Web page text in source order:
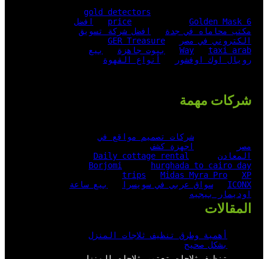
gold detectors
price
Golden Mask 6
افضل
مكتب محاماه في جدة
افضل شركة تسويق
الكتروني في مصر
GER Treasure
Way
taxi arab بيوت جاهزة
بيع
رويال اوك اوفشور
أنواع القهوة
شركات مهمة
شركات تصميم مواقع في
مصر
اجهزة كشف
المعادن
Daily cottage rental
Borjomi
hurghada to cairo day
trips
Midas Myra Pro
XP
ICONX
سواق عربي في سويسرا
بيع ساعة
اوديمار بيجيه
المقالات
أهمية وطرق تنظيف ثلاجات المنزل
بشكل صحيح